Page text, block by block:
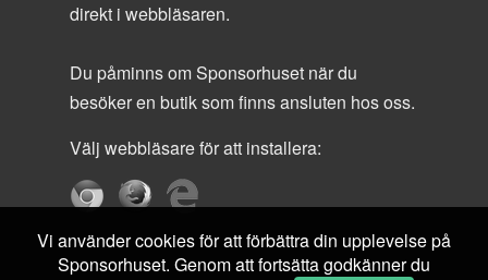
direkt i webbläsaren.
Du påminns om Sponsorhuset när du
besöker en butik som finns ansluten hos oss.
Välj webbläsare för att installera:
Vi använder cookies för att förbättra din upplevelse på
Sponsorhuset. Genom att fortsätta godkänner du